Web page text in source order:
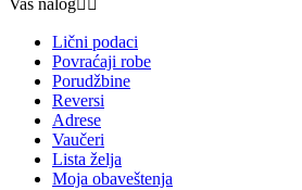
Vaš nalog 
Lični podaci
Povraćaji robe
Porudžbine
Reversi
Adrese
Vaučeri
Lista želja
Moja obaveštenja